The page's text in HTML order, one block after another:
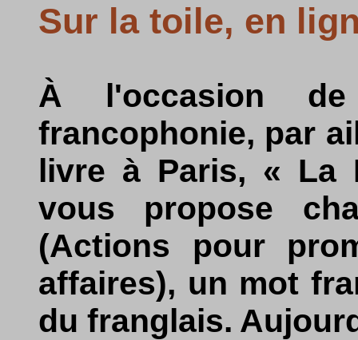
Sur la toile, en
À l'occasion
francophonie, par
livre à Paris, « La
vous propose
(Actions pour
affaires), un mot
du franglais.